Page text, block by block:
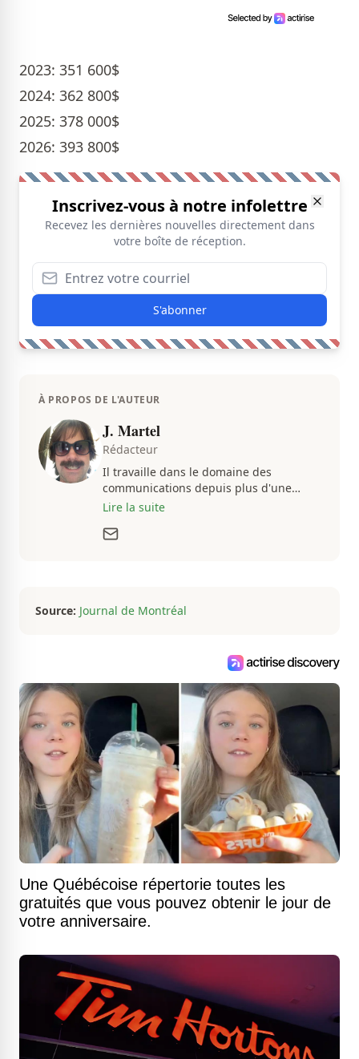
2023: 351 600$
2024: 362 800$
2025: 378 000$
2026: 393 800$
Inscrivez-vous à notre infolettre
Recevez les dernières nouvelles directement dans
votre boîte de réception.
S'abonner
À PROPOS DE L'AUTEUR
J. Martel
Rédacteur
Il travaille dans le domaine des
communications depuis plus d'une
dizaine d'années, en plus d'être
actualités. Autant intéressé par les
Lire la suite
Source: Journal de Montréal
Une Québécoise répertorie toutes les
gratuités que vous pouvez obtenir le jour de
votre anniversaire.